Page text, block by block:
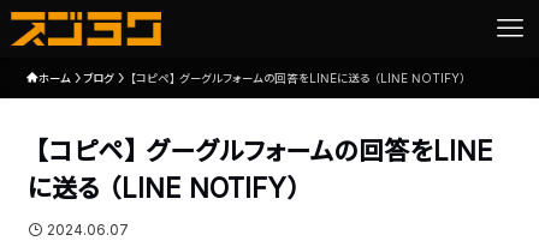
ホーム ブログ 【コピペ】グーグルフォームの回答をLINEに送る（LINE NOTIFY）
【コピペ】グーグルフォームの回答をLINE
に送る（LINE NOTIFY）
2024.06.07